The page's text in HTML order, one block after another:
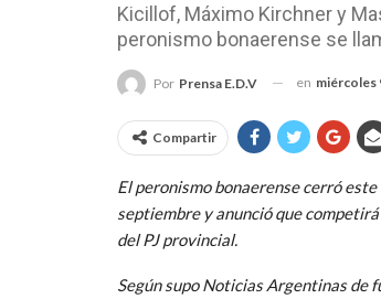
Kicillof, Máximo Kirchner y
peronismo bonaerense se
Por Prensa E.D.V en miércoles
Compartir
El peronismo bonaerense cerró
septiembre y anunció que
del PJ provincial.
Según supo Noticias Argentinas